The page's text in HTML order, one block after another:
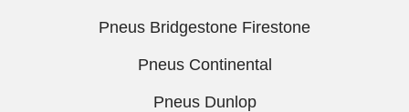
Pneus Bridgestone Firestone
Pneus Continental
Pneus Dunlop